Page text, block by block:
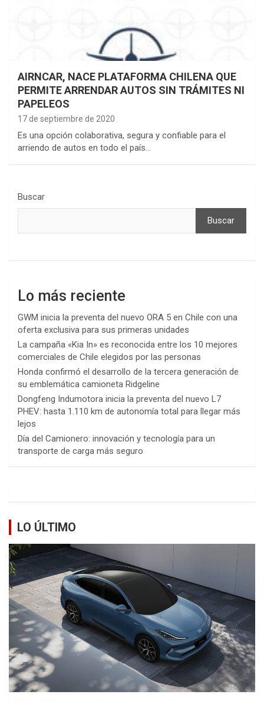
AIRNCAR, NACE PLATAFORMA CHILENA QUE
PERMITE ARRENDAR AUTOS SIN TRÁMITES NI
PAPELEOS
17 de septiembre de 2020
Es una opción colaborativa, segura y confiable para el
arriendo de autos en todo el país…
Buscar
Buscar
Lo más reciente
GWM inicia la preventa del nuevo ORA 5 en Chile con una
oferta exclusiva para sus primeras unidades
La campaña «Kia In» es reconocida entre los 10 mejores
comerciales de Chile elegidos por las personas
Honda confirmó el desarrollo de la tercera generación de
su emblemática camioneta Ridgeline
Dongfeng Indumotora inicia la preventa del nuevo L7
PHEV: hasta 1.110 km de autonomía total para llegar más
lejos
Día del Camionero: innovación y tecnología para un
transporte de carga más seguro
LO ÚLTIMO